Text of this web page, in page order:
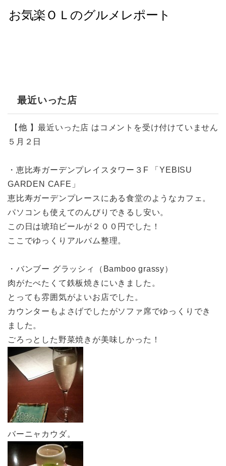
最近いった店
【 他】最近いった店 は コメントを受け付けていません
５月２日
・恵比寿ガーデンプレイスタワー３F 「YEBISU
GARDEN CAFE」
恵比寿ガーデンプレースにある食堂のようなカフェ。
パソコンも使えてのんびりできるし安い。
この日は琥珀ビールが２００円でした！
ここでゆっくりアルバム整理。
・バンブー グラッシィ（Bamboo grassy）
肉がたべたくて鉄板焼きにいきました。
とっても雰囲気がよいお店でした。
カウンターもよさげでしたがソファ席でゆっくりでき
ました。
ごろっとした野菜焼きが美味しかった！
バーニャカウダ。